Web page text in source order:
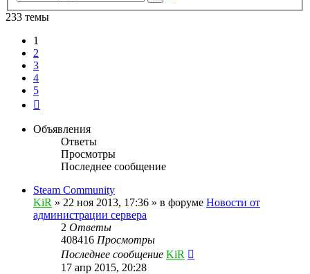
233 темы
1
2
3
4
5
Объявления
Ответы
Просмотры
Последнее сообщение
Steam Community
KiR » 22 ноя 2013, 17:36 » в форуме Новости от
администрации сервера
2 Ответы
408416 Просмотры
Последнее сообщение KiR
17 апр 2015, 20:28